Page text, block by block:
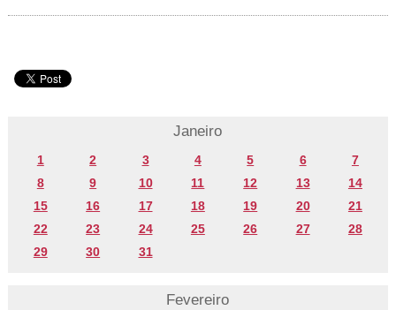
Janeiro
1 2 3 4 5 6
7
8
9 10 11 12 13
14
15
16 17 18 19 20
21
22
23 24 25 26 27
28
29
30 31
Fevereiro